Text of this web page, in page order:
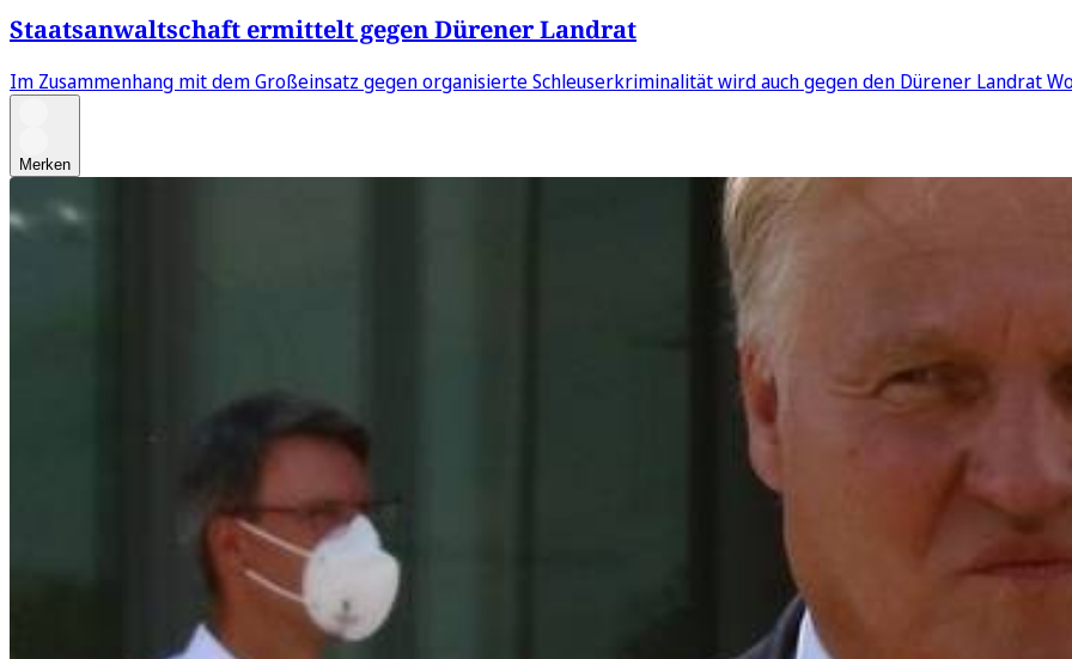
Staatsanwaltschaft ermittelt gegen Dürener Landrat
Im Zusammenhang mit dem Großeinsatz gegen organisierte Schleuserkriminalität wird auch gegen den Dürener Landrat
Merken